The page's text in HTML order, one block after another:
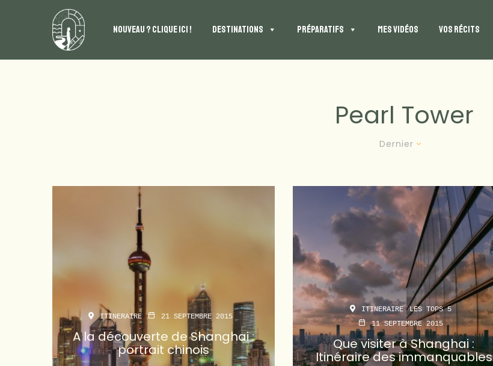
NOUVEAU ? CLIQUE ICI ! DESTINATIONS PRÉPARATIFS MES VIDÉOS VOS RÉCITS
Pearl Tower
Dernier
ITINERAIRE 21 SEPTEMBRE 2015
A la découverte de Shanghai :
portrait chinois
ITINERAIRE
LES TOPS 5
11 SEPTEMBRE 2015
Que visiter à Shanghai :
Itinéraire des immanquables